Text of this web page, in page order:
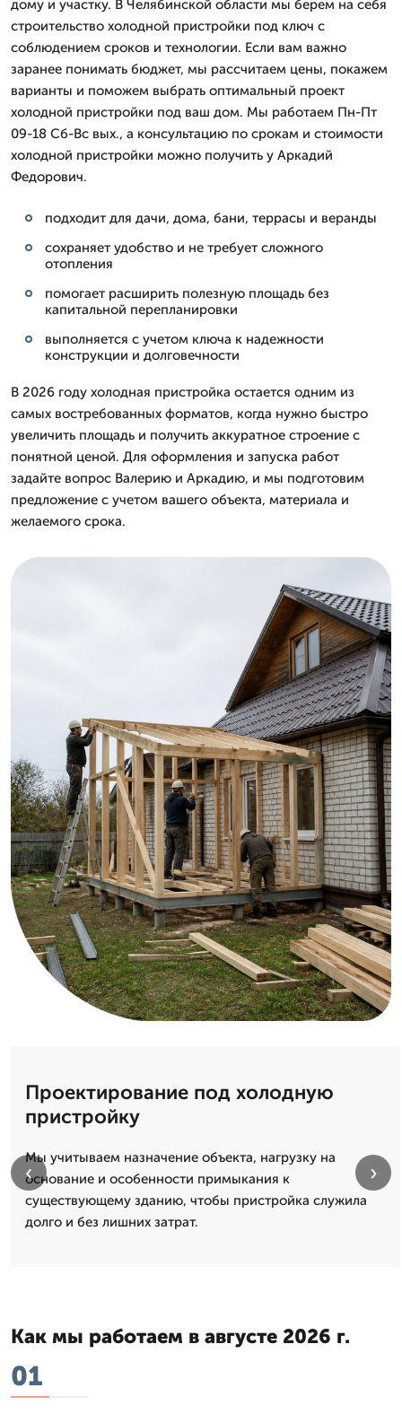
дому и участку. В Челябинской области мы берем на себя
строительство холодной пристройки под ключ с
соблюдением сроков и технологии. Если вам важно
заранее понимать бюджет, мы рассчитаем цены, покажем
варианты и поможем выбрать оптимальный проект
холодной пристройки под ваш дом. Мы работаем Пн-Пт
09-18 Сб-Вс вых., а консультацию по срокам и стоимости
холодной пристройки можно получить у Аркадий
Федорович.
подходит для дачи, дома, бани, террасы и веранды
сохраняет удобство и не требует сложного
отопления
помогает расширить полезную площадь без
капитальной перепланировки
выполняется с учетом ключа к надежности
конструкции и долговечности
В 2026 году холодная пристройка остается одним из
самых востребованных форматов, когда нужно быстро
увеличить площадь и получить аккуратное строение с
понятной ценой. Для оформления и запуска работ
задайте вопрос Валерию и Аркадию, и мы подготовим
предложение с учетом вашего объекта, материала и
желаемого срока.
Проектирование под холодную
пристройку
Мы учитываем назначение объекта, нагрузку на
основание и особенности примыкания к
существующему зданию, чтобы пристройка служила
долго и без лишних затрат.
‹ ›
Как мы работаем в августе 2026 г.
01